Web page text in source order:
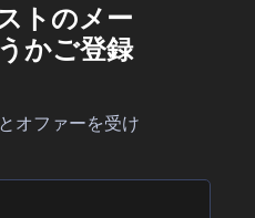
トのメー
かご登録
オファーを受け